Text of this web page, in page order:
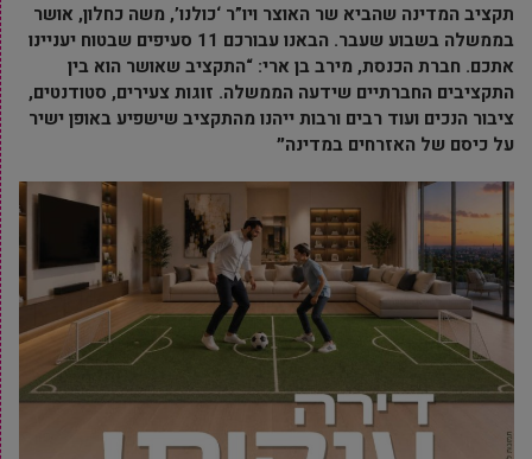
תקציב המדינה שהביא שר האוצר ויו”ר ‘כולנו’, משה כחלון, אושר
בממשלה בשבוע שעבר. הבאנו עבורכם 11 סעיפים שבטוח יעניינו
אתכם. חברת הכנסת, מירב בן ארי: “התקציב שאושר הוא בין
התקציבים החברתיים שידעה הממשלה. זוגות צעירים, סטודנטים,
ציבור הנכים ועוד רבים ורבות ייהנו מהתקציב שישפיע באופן ישיר
על כיסם של האזרחים במדינה״